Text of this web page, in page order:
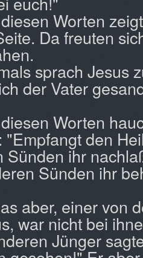
Worten
Da freuten
sprach Jesus
der Vater
Worten
"Empfangt den
Sünden ihr
Sünden ihr
aber, einer von
war nicht bei
Jünger